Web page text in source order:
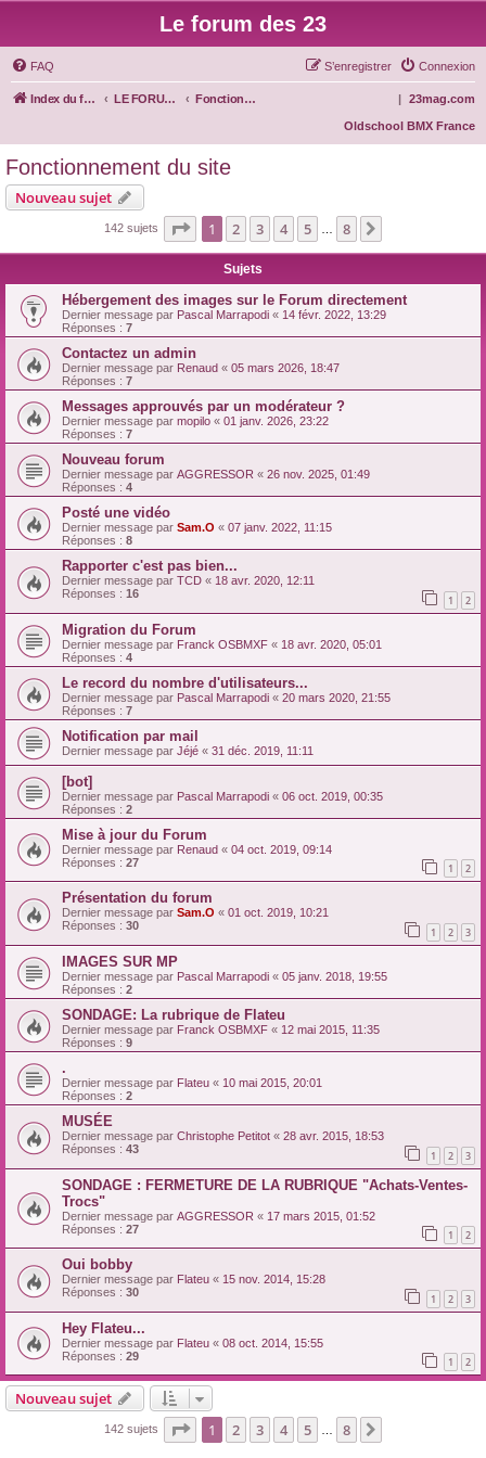
Le forum des 23
FAQ Connexion
S’enregistrer
Index du forum LE FORUM DES 23 Fonctionnement du site 23mag.com
|
Oldschool BMX France
Fonctionnement du site
Nouveau sujet
142 sujets Page 1sur8
1 2 3 4 5 8
Sujets
Hébergement des images sur le Forum directement
Dernier message par Pascal Marrapodi « 14 févr. 2022, 13:29
Réponses : 7
Contactez un admin
Dernier message par Renaud « 05 mars 2026, 18:47
Réponses : 7
Messages approuvés par un modérateur ?
Dernier message par mopilo « 01 janv. 2026, 23:22
Réponses : 7
Nouveau forum
Dernier message par AGGRESSOR « 26 nov. 2025, 01:49
Réponses : 4
Posté une vidéo
Dernier message par Sam.O « 07 janv. 2022, 11:15
Réponses : 8
Rapporter c'est pas bien...
Dernier message par TCD « 18 avr. 2020, 12:11
Réponses : 16 1 2
Migration du Forum
Dernier message par Franck OSBMXF « 18 avr. 2020, 05:01
Réponses : 4
Le record du nombre d'utilisateurs...
Dernier message par Pascal Marrapodi « 20 mars 2020, 21:55
Réponses : 7
Notification par mail
Dernier message par Jéjé « 31 déc. 2019, 11:11
[bot]
Dernier message par Pascal Marrapodi « 06 oct. 2019, 00:35
Réponses : 2
Mise à jour du Forum
Dernier message par Renaud « 04 oct. 2019, 09:14
Réponses : 27 1 2
Présentation du forum
Dernier message par Sam.O « 01 oct. 2019, 10:21
Réponses : 30 1 2 3
IMAGES SUR MP
Dernier message par Pascal Marrapodi « 05 janv. 2018, 19:55
Réponses : 2
SONDAGE: La rubrique de Flateu
Dernier message par Franck OSBMXF « 12 mai 2015, 11:35
Réponses : 9
.
Dernier message par Flateu « 10 mai 2015, 20:01
Réponses : 2
MUSÉE
Dernier message par Christophe Petitot « 28 avr. 2015, 18:53
Réponses : 43 1 2 3
SONDAGE : FERMETURE DE LA RUBRIQUE "Achats-Ventes-
Trocs"
Dernier message par AGGRESSOR « 17 mars 2015, 01:52
Réponses : 27 1 2
Oui bobby
Dernier message par Flateu « 15 nov. 2014, 15:28
Réponses : 30 1 2 3
Hey Flateu...
Dernier message par Flateu « 08 oct. 2014, 15:55
Réponses : 29 1 2
Nouveau sujet
142 sujets Page 1sur8
1 2 3 4 5 … 8